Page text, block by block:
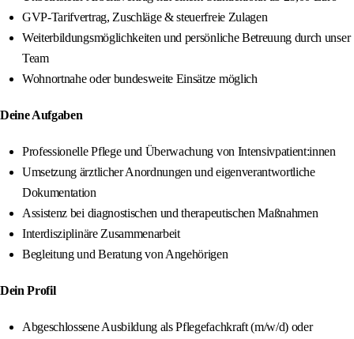
GVP-Tarifvertrag, Zuschläge & steuerfreie Zulagen
Weiterbildungsmöglichkeiten und persönliche Betreuung durch unser
Team
Wohnortnahe oder bundesweite Einsätze möglich
Deine Aufgaben
Professionelle Pflege und Überwachung von Intensivpatient:innen
Umsetzung ärztlicher Anordnungen und eigenverantwortliche
Dokumentation
Assistenz bei diagnostischen und therapeutischen Maßnahmen
Interdisziplinäre Zusammenarbeit
Begleitung und Beratung von Angehörigen
Dein Profil
Abgeschlossene Ausbildung als Pflegefachkraft (m/w/d) oder